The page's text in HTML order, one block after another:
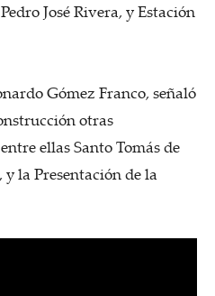
José Rivera, y Estación
Gómez Franco, señaló
otras
ellas Santo Tomás de
la Presentación de la